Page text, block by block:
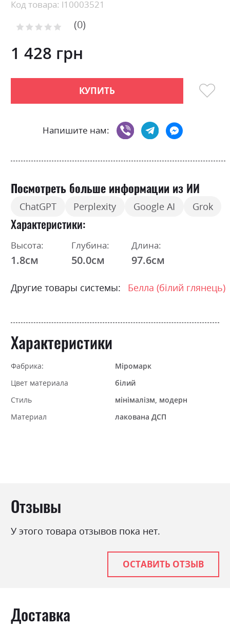
the
gallery
Код товара: l10003521
Рейтинг: 0
1 428 грн
КУПИТЬ
Напишите нам:
Посмотреть больше информации из ИИ
ChatGPT Perplexity Google AI Grok
Характеристики
Высота:
1.8см
Глубина:
50.0см
Длина:
97.6см
Другие товары системы: Белла (білий глянець)
Характеристики
Фабрика:
Міромарк
Цвет материала
білий
Стиль
мінімалізм, модерн
Материал
лакована ДСП
Отзывы
У этого товара отзывов пока нет.
ОСТАВИТЬ ОТЗЫВ
Доставка